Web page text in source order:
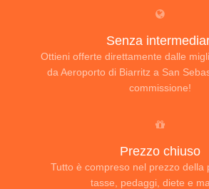
Senza
Ottieni offerte direttamente dalle
da Aeroporto di Biarritz a San
commissione!
Prezzo chiuso
Tutto è compreso nel prezzo della
tasse, pedaggi, diete e